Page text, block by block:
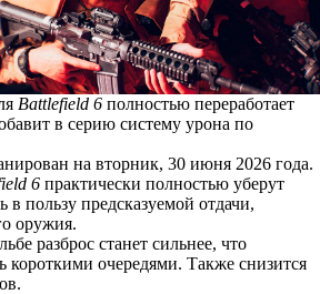
Battlefield 6 полностью переработает
в серию систему урона по
на вторник, 30 июня 2026 года.
6 практически полностью уберут
в пользу предсказуемой отдачи,
оружия.
разброс станет сильнее, что
короткими очередями. Также снизится